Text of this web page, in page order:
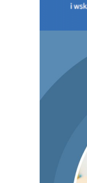
LISTA
2026 r.